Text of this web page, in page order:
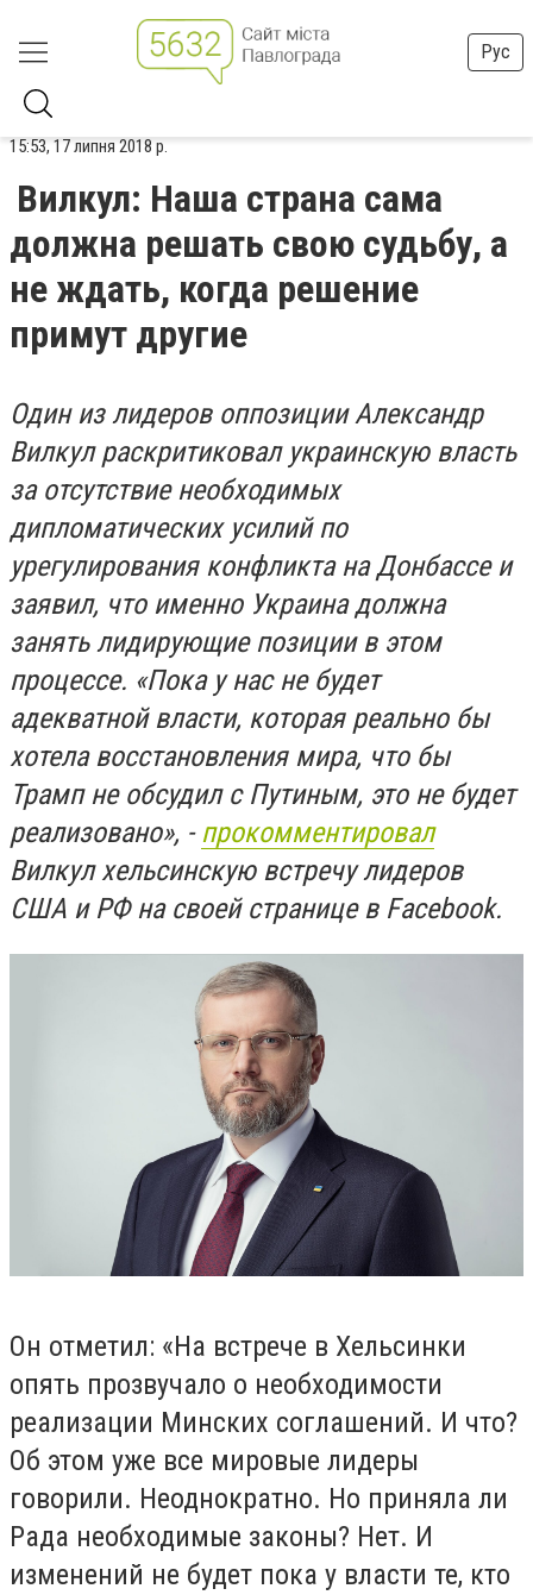
Рус
15:53, 17 липня 2018 р.
Вилкул: Наша страна сама
должна решать свою судьбу, а
не ждать, когда решение
примут другие
Один из лидеров оппозиции Александр
Вилкул раскритиковал украинскую власть
за отсутствие необходимых
дипломатических усилий по
урегулирования конфликта на Донбассе и
заявил, что именно Украина должна
занять лидирующие позиции в этом
процессе. «Пока у нас не будет
адекватной власти, которая реально бы
хотела восстановления мира, что бы
Трамп не обсудил с Путиным, это не будет
реализовано», -прокомментировал
Вилкул хельсинскую встречу лидеров
США и РФ на своей странице в Facebook.
Он отметил: «На встрече в Хельсинки
опять прозвучало о необходимости
реализации Минских соглашений. И что?
Об этом уже все мировые лидеры
говорили. Неоднократно. Но приняла ли
Рада необходимые законы? Нет. И
изменений не будет пока у власти те, кто